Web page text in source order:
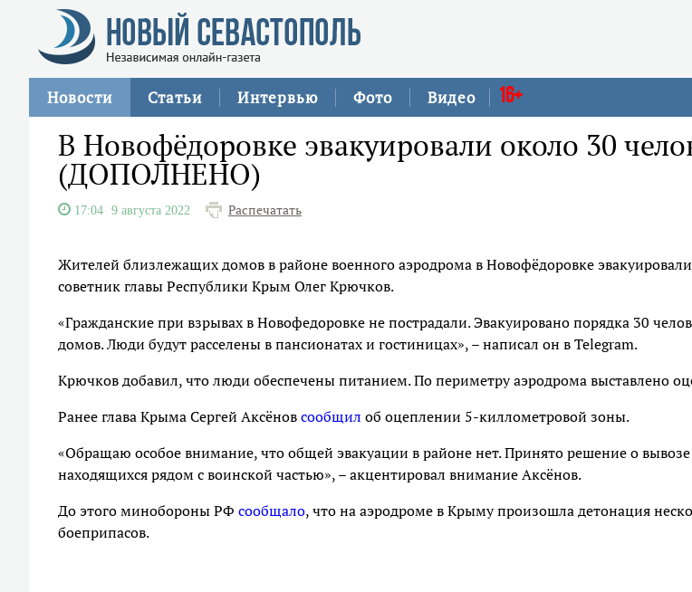
Новости Статьи Интервью Фото Видео 16+
В Новофёдоровке эвакуировали около 30
(ДОПОЛНЕНО)
17:04 9 августа 2022 Распечатать
Жителей близлежащих домов в районе военного аэродрома в Новофёдоровке
советник главы Республики Крым Олег Крючков.
«Гражданские при взрывах в Новофедоровке не пострадали. Эвакуировано порядка 30
домов. Люди будут расселены в пансионатах и гостиницах», – написал он в Telegram.
Крючков добавил, что люди обеспечены питанием. По периметру аэродрома выставлено
Ранее глава Крыма Сергей Аксёновсообщил об оцеплении 5-киллометровой зоны.
«Обращаю особое внимание, что общей эвакуации в районе нет. Принято решение о
находящихся рядом с воинской частью», – акцентировал внимание Аксёнов.
До этого минобороны РФ сообщало, что на аэродроме в Крыму произошла детонация
боеприпасов.